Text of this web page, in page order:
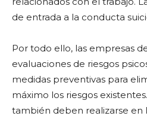
de entrada a la conducta
Por todo ello, las empresas
evaluaciones de riesgos
medidas preventivas para
máximo los riesgos
también deben realizarse en